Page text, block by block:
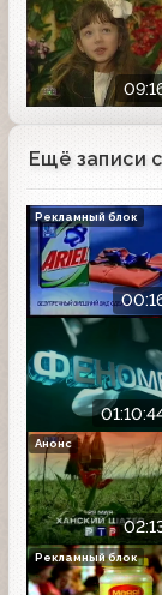
Ещё записи
Рекламный блок
Анонс
Рекламный блок